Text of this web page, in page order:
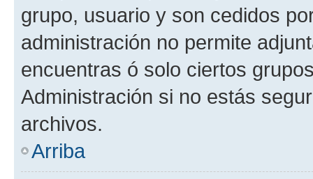
grupo, usuario y son cedidos
administración no permite
encuentras ó solo ciertos
Administración si no estás
archivos.
Arriba